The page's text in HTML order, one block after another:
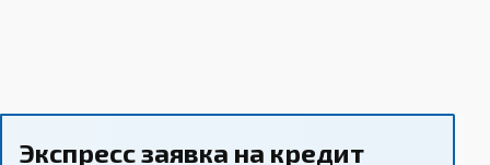
Экспресс заявка на кредит